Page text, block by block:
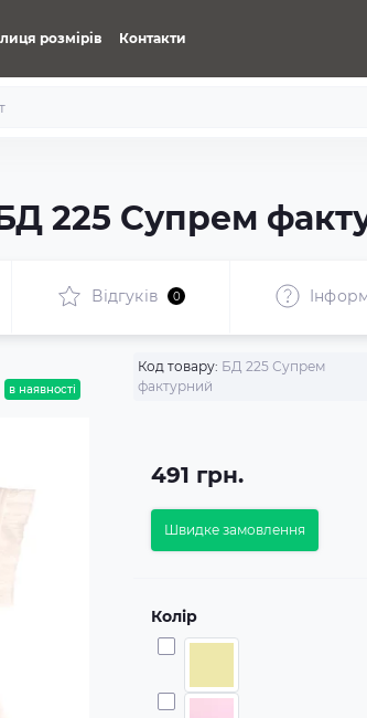
розмірів Контакти
225 Супрем
Відгуків 0
в наявності
Код товару: БД 225 Супрем
фактурний
491 грн.
Швидке замовлення
Колір